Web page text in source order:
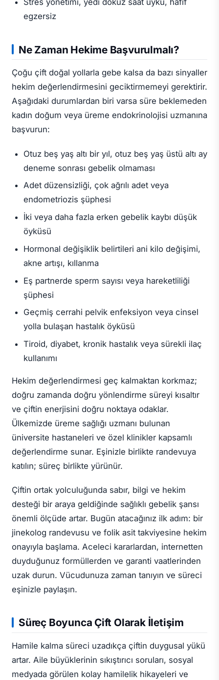
Stres yönetimi, yedi dokuz saat uyku, hafif
egzersiz
Ne Zaman Hekime Başvurulmalı?
Çoğu çift doğal yollarla gebe kalsa da bazı sinyaller
hekim değerlendirmesini geciktirmemeyi gerektirir.
Aşağıdaki durumlardan biri varsa süre beklemeden
kadın doğum veya üreme endokrinolojisi uzmanına
başvurun:
Otuz beş yaş altı bir yıl, otuz beş yaş üstü altı ay
deneme sonrası gebelik olmaması
Adet düzensizliği, çok ağrılı adet veya
endometriozis şüphesi
İki veya daha fazla erken gebelik kaybı düşük
öyküsü
Hormonal değişiklik belirtileri ani kilo değişimi,
akne artışı, kıllanma
Eş partnerde sperm sayısı veya hareketliliği
şüphesi
Geçmiş cerrahi pelvik enfeksiyon veya cinsel
yolla bulaşan hastalık öyküsü
Tiroid, diyabet, kronik hastalık veya sürekli ilaç
kullanımı
Hekim değerlendirmesi geç kalmaktan korkmaz;
doğru zamanda doğru yönlendirme süreyi kısaltır
ve çiftin enerjisini doğru noktaya odaklar.
Ülkemizde üreme sağlığı uzmanı bulunan
üniversite hastaneleri ve özel klinikler kapsamlı
değerlendirme sunar. Eşinizle birlikte randevuya
katılın; süreç birlikte yürünür.
Çiftin ortak yolculuğunda sabır, bilgi ve hekim
desteği bir araya geldiğinde sağlıklı gebelik şansı
önemli ölçüde artar. Bugün atacağınız ilk adım: bir
jinekolog randevusu ve folik asit takviyesine hekim
onayıyla başlama. Aceleci kararlardan, internetten
duyduğunuz formüllerden ve garanti vaatlerinden
uzak durun. Vücudunuza zaman tanıyın ve süreci
eşinizle paylaşın.
Süreç Boyunca Çift Olarak İletişim
Hamile kalma süreci uzadıkça çiftin duygusal yükü
artar. Aile büyüklerinin sıkıştırıcı soruları, sosyal
medyada görülen kolay hamilelik hikayeleri ve